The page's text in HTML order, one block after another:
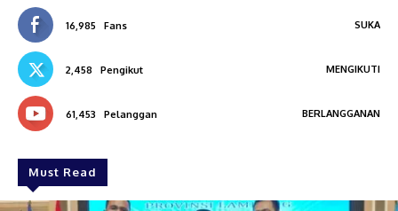
16,985 Fans SUKA
2,458 Pengikut MENGIKUTI
61,453 Pelanggan BERLANGGANAN
Must Read